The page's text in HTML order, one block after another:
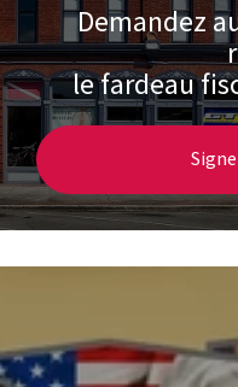
Demandez
le fardeau